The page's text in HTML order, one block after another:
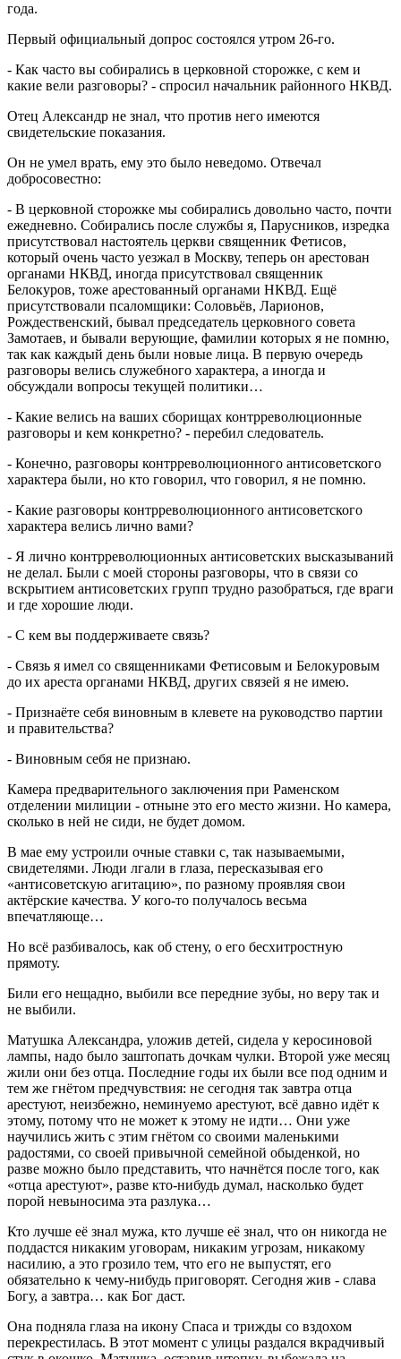
года.
Первый официальный допрос состоялся утром 26-го.
- Как часто вы собирались в церковной сторожке, с кем и
какие вели разговоры? - спросил начальник районного НКВД.
Отец Александр не знал, что против него имеются
свидетельские показания.
Он не умел врать, ему это было неведомо. Отвечал
добросовестно:
- В церковной сторожке мы собирались довольно часто, почти
ежедневно. Собирались после службы я, Парусников, изредка
присутствовал настоятель церкви священник Фетисов,
который очень часто уезжал в Москву, теперь он арестован
органами НКВД, иногда присутствовал священник
Белокуров, тоже арестованный органами НКВД. Ещё
присутствовали псаломщики: Соловьёв, Ларионов,
Рождественский, бывал председатель церковного совета
Замотаев, и бывали верующие, фамилии которых я не помню,
так как каждый день были новые лица. В первую очередь
разговоры велись служебного характера, а иногда и
обсуждали вопросы текущей политики…
- Какие велись на ваших сборищах контрреволюционные
разговоры и кем конкретно? - перебил следователь.
- Конечно, разговоры контрреволюционного антисоветского
характера были, но кто говорил, что говорил, я не помню.
- Какие разговоры контрреволюционного антисоветского
характера велись лично вами?
- Я лично контрреволюционных антисоветских высказываний
не делал. Были с моей стороны разговоры, что в связи со
вскрытием антисоветских групп трудно разобраться, где враги
и где хорошие люди.
- С кем вы поддерживаете связь?
- Связь я имел со священниками Фетисовым и Белокуровым
до их ареста органами НКВД, других связей я не имею.
- Признаёте себя виновным в клевете на руководство партии
и правительства?
- Виновным себя не признаю.
Камера предварительного заключения при Раменском
отделении милиции - отныне это его место жизни. Но камера,
сколько в ней не сиди, не будет домом.
В мае ему устроили очные ставки с, так называемыми,
свидетелями. Люди лгали в глаза, пересказывая его
«антисоветскую агитацию», по разному проявляя свои
актёрские качества. У кого-то получалось весьма
впечатляюще…
Но всё разбивалось, как об стену, о его бесхитростную
прямоту.
Били его нещадно, выбили все передние зубы, но веру так и
не выбили.
Матушка Александра, уложив детей, сидела у керосиновой
лампы, надо было заштопать дочкам чулки. Второй уже месяц
жили они без отца. Последние годы их были все под одним и
тем же гнётом предчувствия: не сегодня так завтра отца
арестуют, неизбежно, неминуемо арестуют, всё давно идёт к
этому, потому что не может к этому не идти… Они уже
научились жить с этим гнётом со своими маленькими
радостями, со своей привычной семейной обыденкой, но
разве можно было представить, что начнётся после того, как
«отца арестуют», разве кто-нибудь думал, насколько будет
порой невыносима эта разлука…
Кто лучше её знал мужа, кто лучше её знал, что он никогда не
поддастся никаким уговорам, никаким угрозам, никакому
насилию, а это грозило тем, что его не выпустят, его
обязательно к чему-нибудь приговорят. Сегодня жив - слава
Богу, а завтра… как Бог даст.
Она подняла глаза на икону Спаса и трижды со вздохом
перекрестилась. В этот момент с улицы раздался вкрадчивый